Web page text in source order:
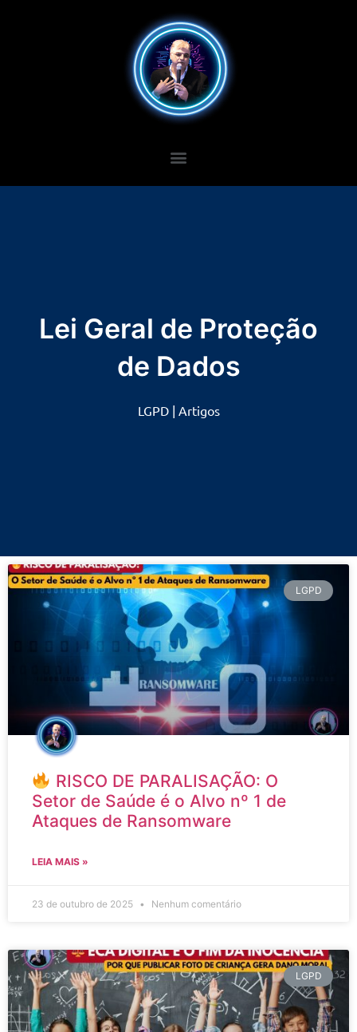
Lei Geral de Proteção
de Dados
LGPD | Artigos
LGPD
RISCO DE PARALISAÇÃO: O
Setor de Saúde é o Alvo nº 1 de
Ataques de Ransomware
LEIA MAIS »
23 de outubro de 2025 Nenhum comentário
LGPD